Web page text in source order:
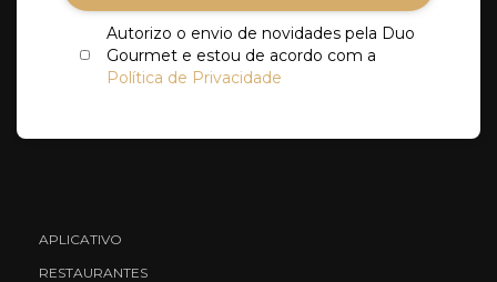
Autorizo o envio de novidades pela Duo
Gourmet e estou de acordo com a
Política de Privacidade
APLICATIVO
RESTAURANTES